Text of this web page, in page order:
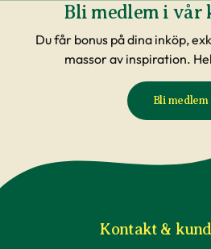
Bli medlem i vår
Du får bonus på dina inköp,
massor av inspiration.
Bli medlem
Kontakt &